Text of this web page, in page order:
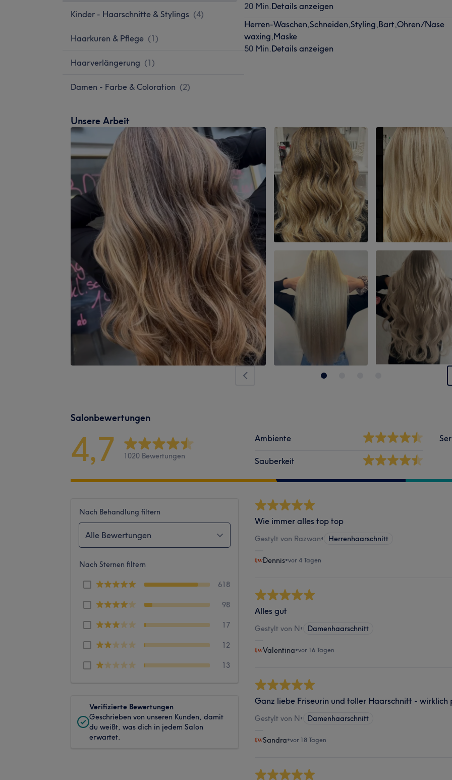
Kinder - Haarschnitte & Stylings (4)
Haarkuren & Pflege (1)
Haarverlängerung (1)
Damen - Farbe & Coloration (2)
20 Min.Details anzeigen
Herren-Waschen,Schneiden,Styling,Bart,Ohren/Nase
waxing,Maske
50 Min.Details anzeigen
Unsere Arbeit
Salonbewertungen
4,7 1020 Bewertungen
Ambiente
Sauberkeit
Nach Behandlung filtern
Alle Bewertungen
Nach Sternen filtern
618
98
17
12
13
Verifizierte Bewertungen
Geschrieben von unseren Kunden, damit
du weißt, was dich in jedem Salon
erwartet.
Wie immer alles top top
Gestylt von Razwan• Herrenhaarschnitt
Dennis•vor 4 Tagen
Alles gut
Gestylt von N• Damenhaarschnitt
Valentina•vor 16 Tagen
Ganz liebe Friseurin und toller Haarschnitt - wirklich
Gestylt von N• Damenhaarschnitt
Sandra•vor 18 Tagen